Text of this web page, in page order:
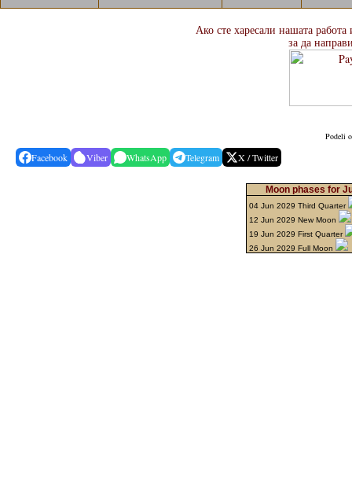
Ако сте харесали нашата
за да
Podeli
Facebook Viber WhatsApp Telegram X / Twitter
Moon phases for
04 Jun 2029 Third Quarter
12 Jun 2029 New Moon
19 Jun 2029 First Quarter
26 Jun 2029 Full Moon